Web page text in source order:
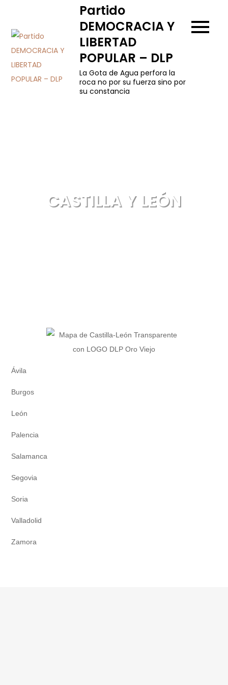
content
Partido
DEMOCRACIA Y
LIBERTAD
POPULAR – DLP
La Gota de Agua perfora la
roca no por su fuerza sino por
su constancia
CASTILLA Y LEÓN
Ávila
Burgos
León
Palencia
Salamanca
Segovia
Soria
Valladolid
Zamora